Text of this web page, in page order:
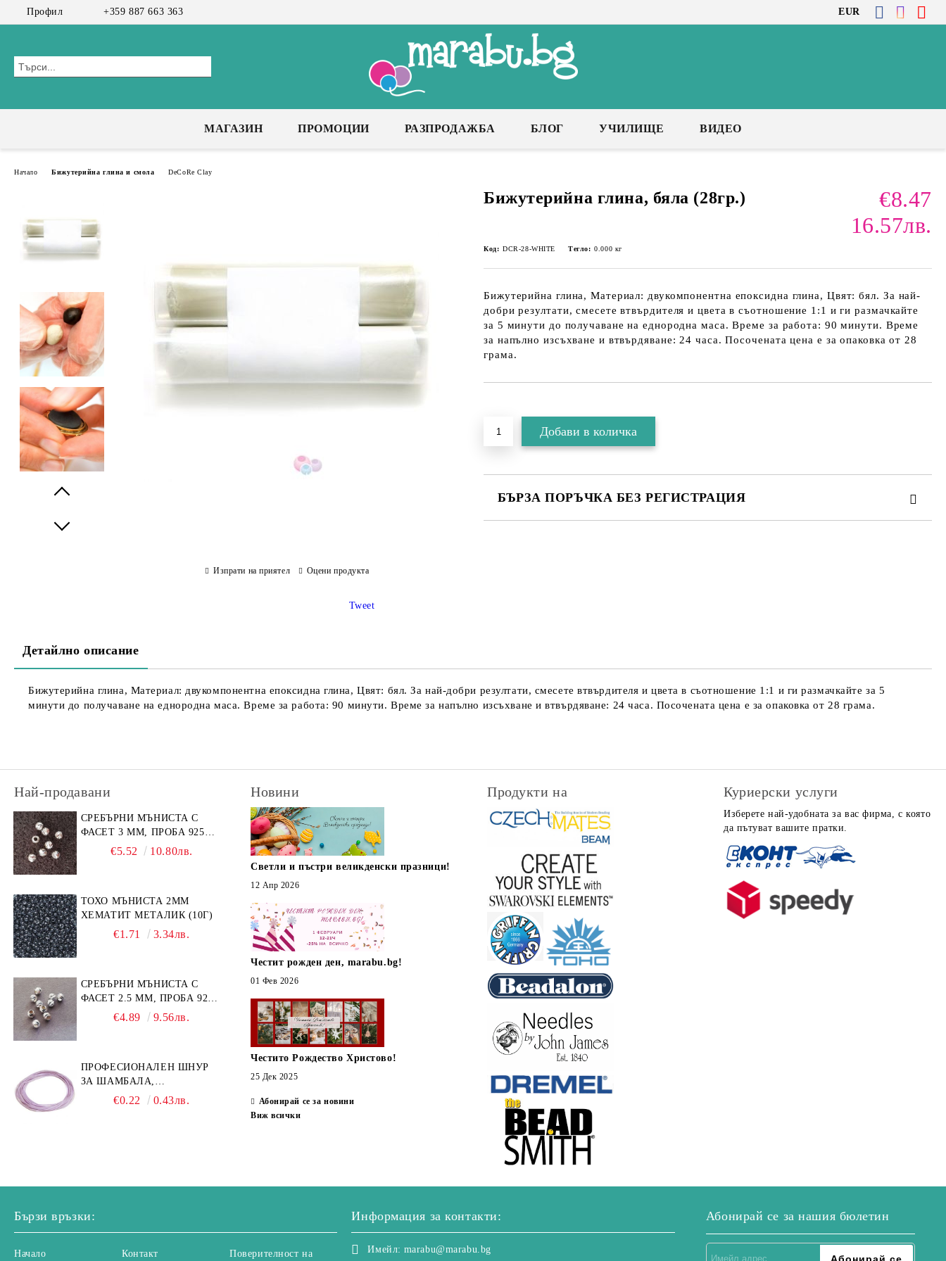
Профил +359 887 663 363 EUR
МАГАЗИН ПРОМОЦИИ РАЗПРОДАЖБА БЛОГ УЧИЛИЩЕ ВИДЕО
Начало Бижутерийна глина и смола DeCoRe Clay
Бижутерийна глина, бяла (28гр.)
€8.47
16.57лв.
Код: DCR-28-WHITE Тегло: 0.000 кг
Бижутерийна глина, Материал: двукомпонентна епоксидна глина, Цвят: бял. За най-
добри резултати, смесете втвърдителя и цвета в съотношение 1:1 и ги размачкайте
за 5 минути до получаване на еднородна маса. Време за работа: 90 минути. Време
за напълно изсъхване и втвърдяване: 24 часа. Посочената цена е за опаковка от 28
грама.
БЪРЗА ПОРЪЧКА БЕЗ РЕГИСТРАЦИЯ
Изпрати на приятел Оцени продукта
Tweet
Детайлно описание
Бижутерийна глина, Материал: двукомпонентна епоксидна глина, Цвят: бял. За най-добри резултати, смесете втвърдителя и цвета в съотношение 1:1 и ги размачкайте за 5
минути до получаване на еднородна маса. Време за работа: 90 минути. Време за напълно изсъхване и втвърдяване: 24 часа. Посочената цена е за опаковка от 28 грама.
Най-продавани
СРЕБЪРНИ МЪНИСТА С
ФАСЕТ 3 ММ, ПРОБА 925
(10БР)€5.52 10.80лв.
ТОХО МЪНИСТА 2ММ
ХЕМАТИТ МЕТАЛИК (10Г)
€1.71 3.34лв.
СРЕБЪРНИ МЪНИСТА С
ФАСЕТ 2.5 ММ, ПРОБА 925
€4.89 9.56лв.
ПРОФЕСИОНАЛЕН ШНУР
ЗА ШАМБАЛА,
МИКРОМАКРАМЕ И
€0.22 0.43лв.
Новини
Светли и пъстри великденски празници!
12 Апр 2026
Честит рожден ден, marabu.bg!
01 Фев 2026
Честито Рождество Христово!
25 Дек 2025
Абонирай се за новини
Виж всички
Продукти на Куриерски услуги
Изберете най-удобната за вас фирма, с която
да пътуват вашите пратки.
Бързи връзки:
Начало Контакт Поверителност на
Информация за контакти:
Имейл: marabu@marabu.bg
Абонирай се за нашия бюлетин